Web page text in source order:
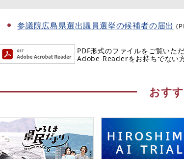
参議院広島県選出議員選挙の候補者の届出
PDF形式のファイルをご覧いた
Adobe Readerをお持ちでない
おす